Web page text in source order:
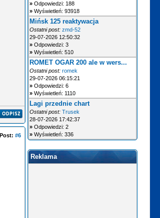
Post:#6
»Odpowiedzi: 188
»Wyświetleń: 93918
Mińsk 125 reaktywacja
Ostatni post: zmd-52
29-07-2026 12:50:32
»Odpowiedzi: 3
»Wyświetleń: 510
ROMET OGAR 200 ale w wers...
Ostatni post: romek
29-07-2026 06:15:21
»Odpowiedzi: 6
»Wyświetleń: 1110
Lagi przednie chart
Ostatni post: Trusek
28-07-2026 17:42:37
»Odpowiedzi: 2
»Wyświetleń: 336
Reklama